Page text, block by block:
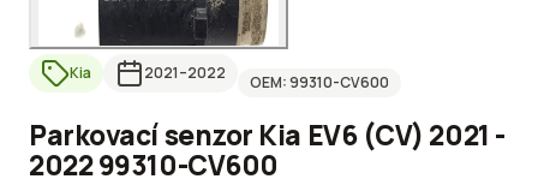
Kia 2021–2022 OEM:99310-CV600
Parkovací senzor Kia EV6 (CV) 2021 -
2022 99310-CV600